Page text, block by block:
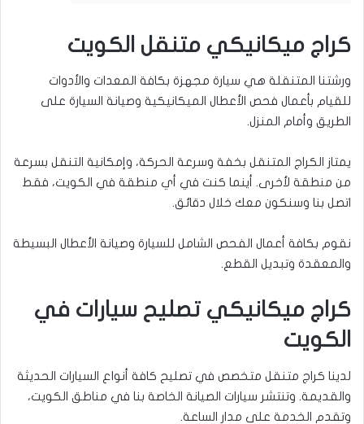
كراج ميكانيكي متنقل الكويت
ورشتنا المتنقلة هي سيارة مجهزة بكافة المعدات والأدوات
للقيام بأعمال فحص الأعطال الميكانيكية وصيانة السيارة على
الطريق وأمام المنزل.
يمتاز الكراج المتنقل بخفة وسرعة الحركة، وإمكانية التنقل بسرعة
من منطقة لأخرى. أينما كنت في أي منطقة في الكويت، فقط
اتصل بنا وسنكون معك خلال دقائق.
نقوم بكافة أعمال الفحص الشامل للسيارة وصيانة الأعطال البسيطة
والمعقدة وتبديل القطع.
كراج ميكانيكي تصليح سيارات في
الكويت
لدينا كراج متنقل متخصص في تصليح كافة أنواع السيارات الحديثة
والقديمة. وتنتشر سيارات الصيانة الخاصة بنا في مناطق الكويت،
وتقدم الخدمة على مدار الساعة.